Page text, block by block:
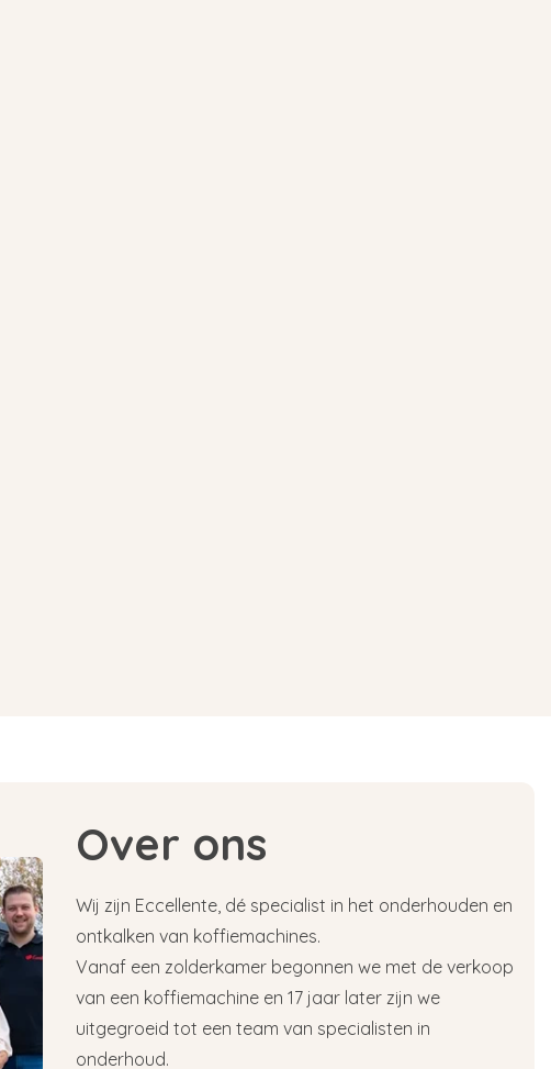
Over ons
Wij zijn Eccellente, dé specialist in het onderhouden en
ontkalken van koffiemachines.
Vanaf een zolderkamer begonnen we met de verkoop
van een koffiemachine en 17 jaar later zijn we
uitgegroeid tot een team van specialisten in
onderhoud.